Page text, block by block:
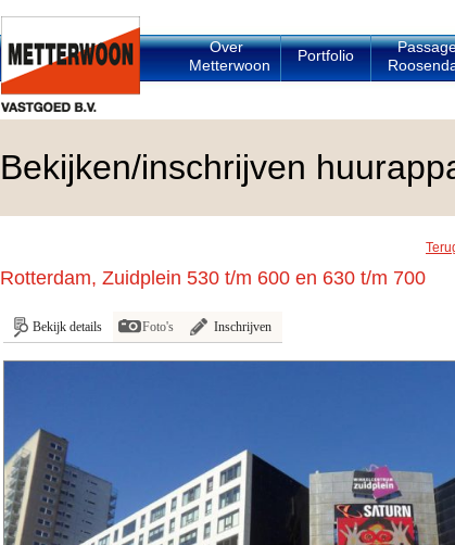
Over
Metterwoon
Portfolio
Bekijken/inschrijven
Rotterdam, Zuidplein 530 t/m 600 en 630 t/m 700
Bekijk details Foto's Inschrijven